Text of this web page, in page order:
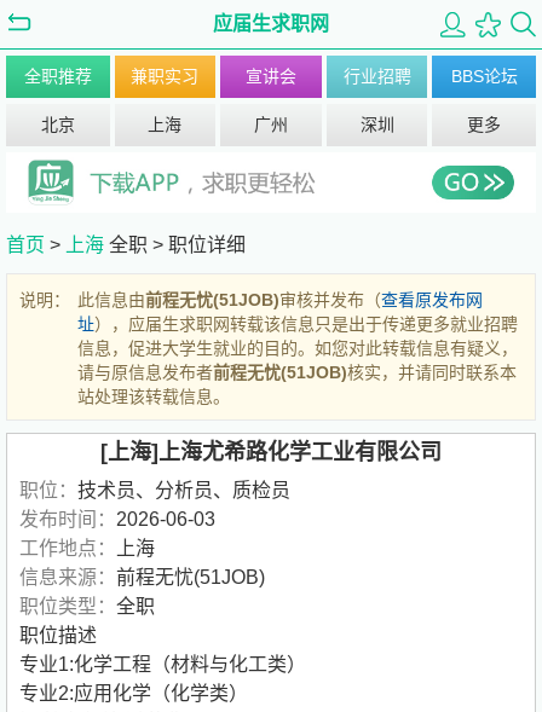
应届生求职网
全职推荐 兼职实习 宣讲会 行业招聘 BBS论坛
北京 上海 广州 深圳 更多
首页 > 上海 全职 > 职位详细
说明： 此信息由前程无忧(51JOB)审核并发布（查看原发布网
址），应届生求职网转载该信息只是出于传递更多就业招聘
信息，促进大学生就业的目的。如您对此转载信息有疑义，
请与原信息发布者前程无忧(51JOB)核实，并请同时联系本
站处理该转载信息。
[上海]上海尤希路化学工业有限公司
职位： 技术员、分析员、质检员
发布时间： 2026-06-03
工作地点：
上海
信息来源： 前程无忧(51JOB)
职位类型： 全职
职位描述
专业1:化学工程（材料与化工类）
专业2:应用化学（化学类）